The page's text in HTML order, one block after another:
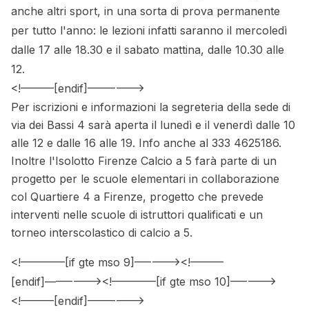
anche altri sport, in una sorta di prova permanente
per tutto l'anno: le lezioni infatti saranno il mercoledì
dalle 17 alle 18.30 e il sabato mattina, dalle 10.30 alle
12.
<!––––––[endif]––––––––>
Per iscrizioni e informazioni la segreteria della sede di
via dei Bassi 4 sarà aperta il lunedì e il venerdì dalle 10
alle 12 e dalle 16 alle 19. Info anche al 333 4625186.
Inoltre l'Isolotto Firenze Calcio a 5 farà parte di un
progetto per le scuole elementari in collaborazione
col Quartiere 4 a Firenze, progetto che prevede
interventi nelle scuole di istruttori qualificati e un
torneo interscolastico di calcio a 5.
<!––––––––[if gte mso 9]––––––><!––––––
[endif]––––––––><!––––––––[if gte mso 10]––––––>
<!––––––[endif]––––––––>